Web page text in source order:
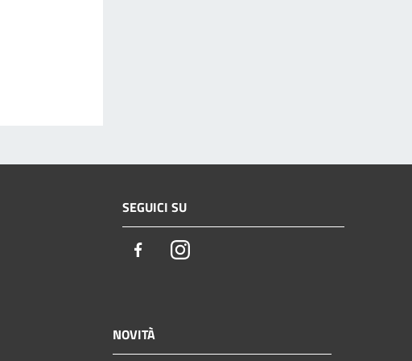
SEGUICI SU
FacebookInstagram
NOVITÀ